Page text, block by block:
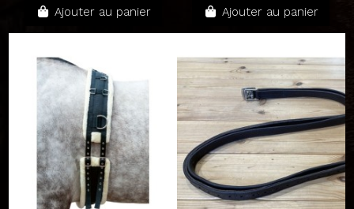
Ajouter au panier Ajouter au panier